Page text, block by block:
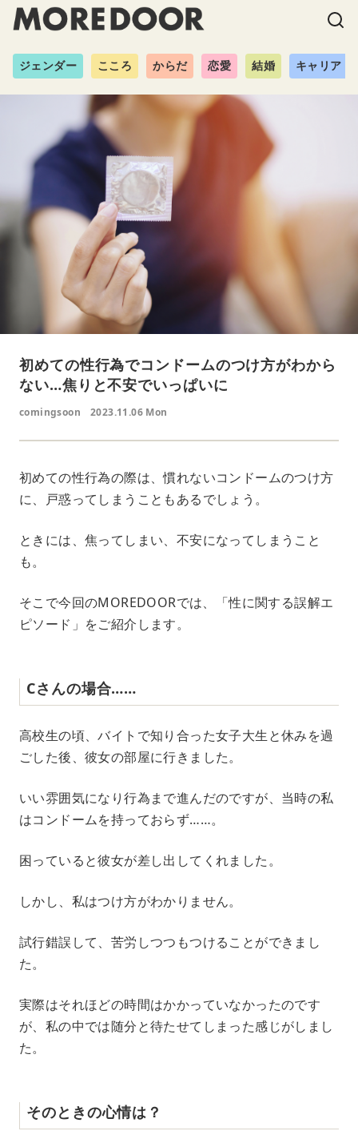
ジェンダー こころ からだ 恋愛 結婚 キャリア
初めての性行為でコンドームのつけ方がわから
ない…焦りと不安でいっぱいに
comingsoon 2023.11.06 Mon
初めての性行為の際は、慣れないコンドームのつけ方
に、戸惑ってしまうこともあるでしょう。
ときには、焦ってしまい、不安になってしまうこと
も。
そこで今回のMOREDOORでは、「性に関する誤解エ
ピソード」をご紹介します。
Cさんの場合……
高校生の頃、バイトで知り合った女子大生と休みを過
ごした後、彼女の部屋に行きました。
いい雰囲気になり行為まで進んだのですが、当時の私
はコンドームを持っておらず……。
困っていると彼女が差し出してくれました。
しかし、私はつけ方がわかりません。
試行錯誤して、苦労しつつもつけることができまし
た。
実際はそれほどの時間はかかっていなかったのです
が、私の中では随分と待たせてしまった感じがしまし
た。
そのときの心情は？